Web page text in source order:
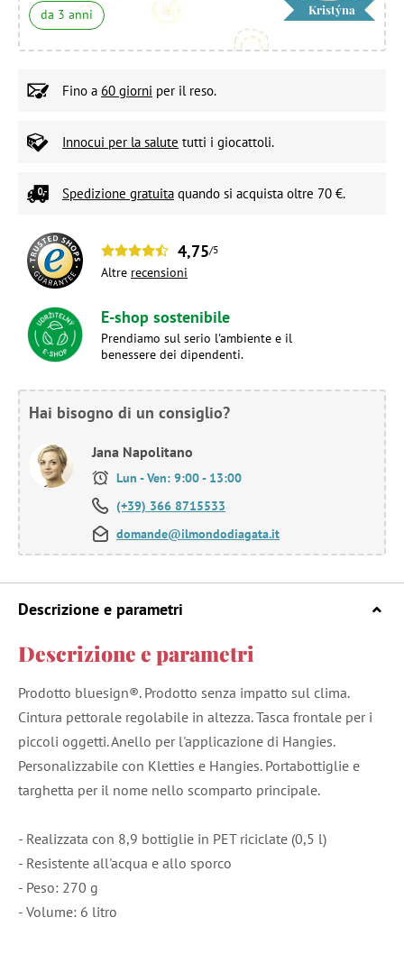
da 3 anni Kristýna
Fino a 60 giorni per il reso.
Innocui per la salute tutti i giocattoli.
Spedizione gratuita quando si acquista oltre 70 €.
4,75/5
Altre recensioni
E-shop sostenibile
Prendiamo sul serio l'ambiente e il
benessere dei dipendenti.
Hai bisogno di un consiglio?
Jana Napolitano
Lun - Ven: 9:00 - 13:00
(+39) 366 8715533
domande@ilmondodiagata.it
Descrizione e parametri
Descrizione e parametri
Prodotto bluesign®. Prodotto senza impatto sul clima.
Cintura pettorale regolabile in altezza. Tasca frontale per i
piccoli oggetti. Anello per l'applicazione di Hangies.
Personalizzabile con Kletties e Hangies. Portabottiglie e
targhetta per il nome nello scomparto principale.
- Realizzata con 8,9 bottiglie in PET riciclate (0,5 l)
- Resistente all'acqua e allo sporco
- Peso: 270 g
- Volume: 6 litro